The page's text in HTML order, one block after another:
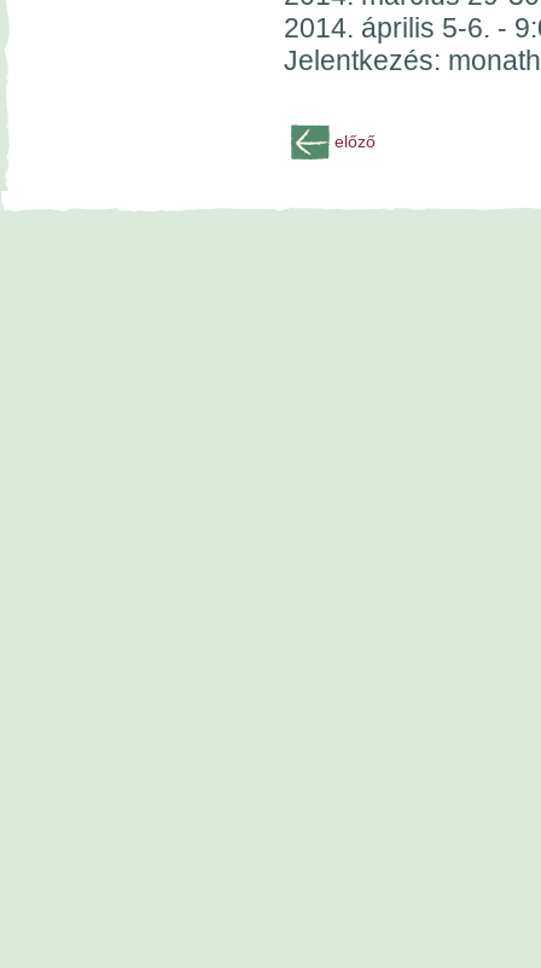
2014. április 5-6. -
Jelentkezés:
előző